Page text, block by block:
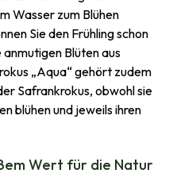
Wasser zum Blühen
Sie den Frühling schon
anmutigen Blüten aus
„Aqua“ gehört zudem
Safrankrokus, obwohl sie
blühen und jeweils ihren
Wert für die Natur